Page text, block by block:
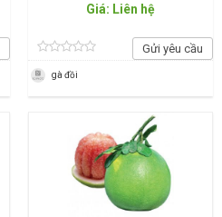
Giá: Liên hệ
Gửi yêu cầu
gà đồi